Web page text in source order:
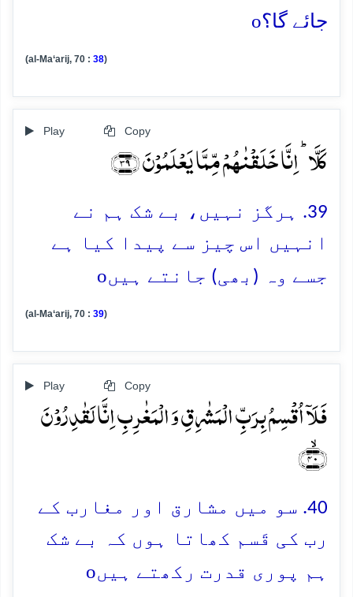
جائے گا؟o
(al-Ma‘arij, 70 : 38)
Play Copy
کَلَّا ؕ اِنَّا خَلَقۡنٰہُمۡ مِّمَّا یَعۡلَمُوۡنَ ﴿۳۹﴾
39. ہرگز نہیں، بے شک ہم نے
انہیں اس چیز سے پیدا کیا ہے
جسے وہ (بھی) جانتے ہیںo
(al-Ma‘arij, 70 : 39)
Play Copy
فَلَاۤ اُقۡسِمُ بِرَبِّ الۡمَشٰرِقِ وَ الۡمَغٰرِبِ اِنَّا لَقٰدِرُوۡنَ
﴿ۙ۴۰﴾
40. سو میں مشارق اور مغارب کے
رب کی قَسم کھاتا ہوں کہ بے شک
ہم پوری قدرت رکھتے ہیںo